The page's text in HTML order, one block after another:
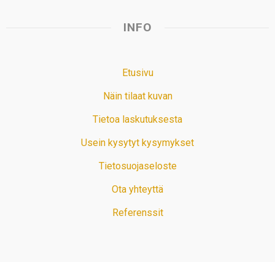
INFO
Etusivu
Näin tilaat kuvan
Tietoa laskutuksesta
Usein kysytyt kysymykset
Tietosuojaseloste
Ota yhteyttä
Referenssit